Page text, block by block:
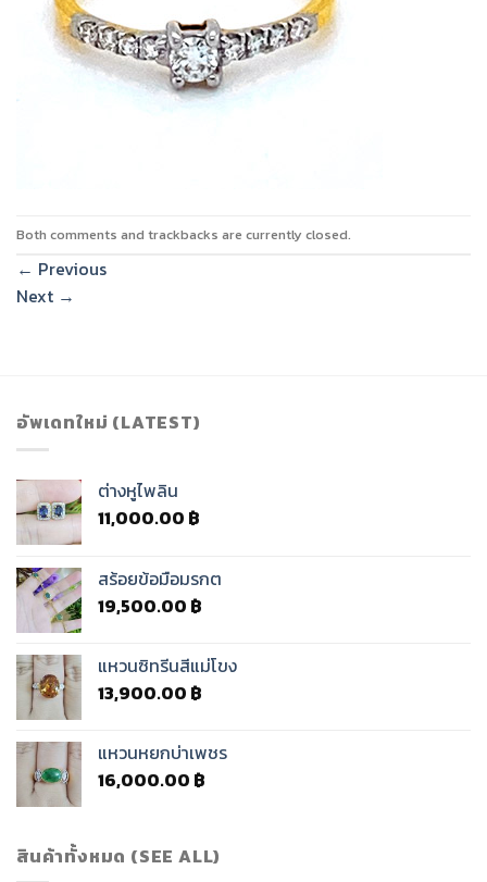
Both comments and trackbacks are currently closed.
← Previous
Next →
อัพเดทใหม่ (LATEST)
ต่างหูไพลิน
11,000.00 ฿
สร้อยข้อมือมรกต
19,500.00 ฿
แหวนซิทรีนสีแม่โขง
13,900.00 ฿
แหวนหยกบ่าเพชร
16,000.00 ฿
สินค้าทั้งหมด (SEE ALL)